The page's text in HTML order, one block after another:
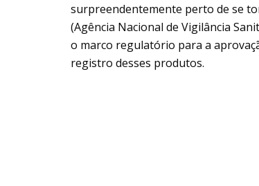
surpreendentemente perto de se
(Agência Nacional de Vigilância
o marco regulatório para a
registro desses produtos.